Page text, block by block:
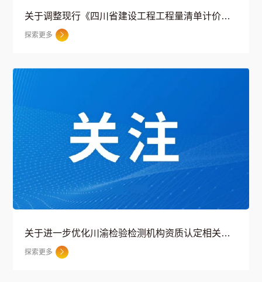
关于调整现行《四川省建设工程工程量清单计价定额》其他总价措施项目费计取标准和工程量清单计价表的通知
探索更多 
关于进一步优化川渝检验检测机构资质认定相关工作的通知
探索更多 